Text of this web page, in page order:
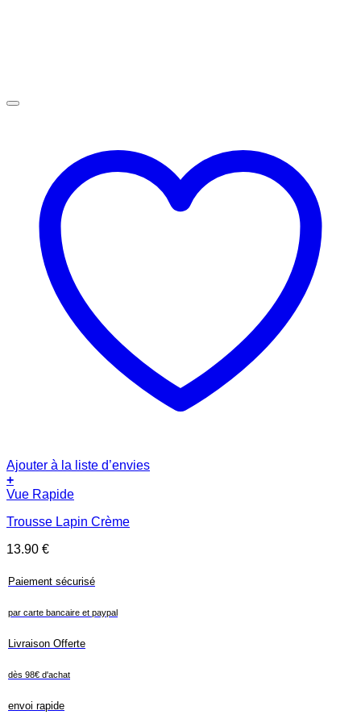
Ajouter à la liste d’envies
+
Vue Rapide
Trousse Lapin Crème
13.90 €
Paiement sécurisé
par carte bancaire et paypal
Livraison Offerte
dès 98€ d'achat
envoi rapide